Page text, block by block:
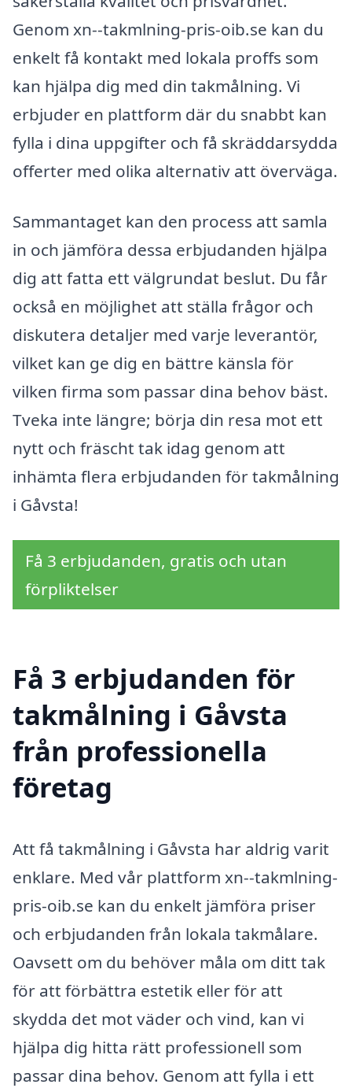
Genom xn--takmlning-pris-oib.se kan du
enkelt få kontakt med lokala proffs som
kan hjälpa dig med din takmålning. Vi
erbjuder en plattform där du snabbt kan
fylla i dina uppgifter och få skräddarsydda
offerter med olika alternativ att överväga.
Sammantaget kan den process att samla
in och jämföra dessa erbjudanden hjälpa
dig att fatta ett välgrundat beslut. Du får
också en möjlighet att ställa frågor och
diskutera detaljer med varje leverantör,
vilket kan ge dig en bättre känsla för
vilken firma som passar dina behov bäst.
Tveka inte längre; börja din resa mot ett
nytt och fräscht tak idag genom att
inhämta flera erbjudanden för takmålning
i Gåvsta!
Få 3 erbjudanden, gratis och utan
förpliktelser
Få 3 erbjudanden för
takmålning i Gåvsta
från professionella
företag
Att få takmålning i Gåvsta har aldrig varit
enklare. Med vår plattform xn--takmlning-
pris-oib.se kan du enkelt jämföra priser
och erbjudanden från lokala takmålare.
Oavsett om du behöver måla om ditt tak
för att förbättra estetik eller för att
skydda det mot väder och vind, kan vi
hjälpa dig hitta rätt professionell som
passar dina behov. Genom att fylla i ett